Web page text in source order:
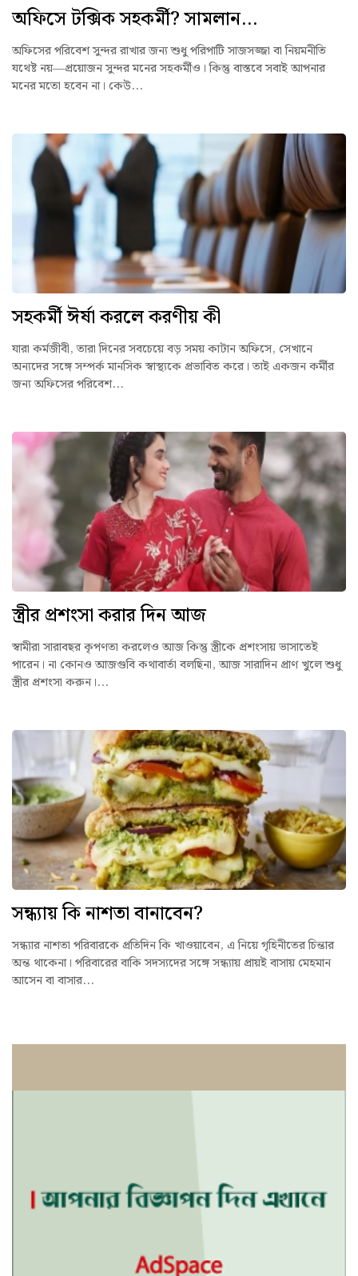
অফিসে টক্সিক সহকর্মী? সামলান...
অফিসের পরিবেশ সুন্দর রাখার জন্য শুধু পরিপাটি সাজসজ্জা বা নিয়মনীতি
যথেষ্ট নয়—প্রয়োজন সুন্দর মনের সহকর্মীও। কিন্তু বাস্তবে সবাই আপনার
মনের মতো হবেন না। কেউ...
সহকর্মী ঈর্ষা করলে করণীয় কী
যারা কর্মজীবী, তারা দিনের সবচেয়ে বড় সময় কাটান অফিসে, সেখানে
অন্যদের সঙ্গে সম্পর্ক মানসিক স্বাস্থ্যকে প্রভাবিত করে। তাই একজন কর্মীর
জন্য অফিসের পরিবেশ...
স্ত্রীর প্রশংসা করার দিন আজ
স্বামীরা সারাবছর কৃপণতা করলেও আজ কিন্তু স্ত্রীকে প্রশংসায় ভাসাতেই
পারেন। না কোনও আজগুবি কথাবার্তা বলছিনা, আজ সারাদিন প্রাণ খুলে শুধু
স্ত্রীর প্রশংসা করুন।...
সন্ধ্যায় কি নাশতা বানাবেন?
সন্ধ্যার নাশতা পরিবারকে প্রতিদিন কি খাওয়াবেন, এ নিয়ে গৃহিনীতের চিন্তার
অন্ত থাকেনা। পরিবারের বাকি সদস্যদের সঙ্গে সন্ধ্যায় প্রায়ই বাসায় মেহমান
আসেন বা বাসার...